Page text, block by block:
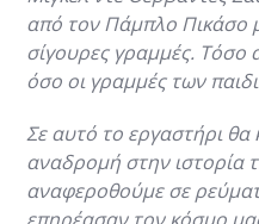
από τον Πάμπλο Πικάσο
σίγουρες γραμμές. Τόσο
όσο οι γραμμές των
Σε αυτό το εργαστήρι
αναδρομή στην ιστορία
αναφεροθούμε σε
επηρέασαν τον κόσμο